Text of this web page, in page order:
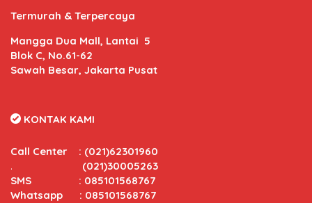
Termurah & Terpercaya
Mangga Dua Mall, Lantai 5
Blok C, No.61-62
Sawah Besar, Jakarta Pusat
KONTAK KAMI
Call Center : (021)62301960
. (021)30005263
SMS : 085101568767
Whatsapp : 085101568767